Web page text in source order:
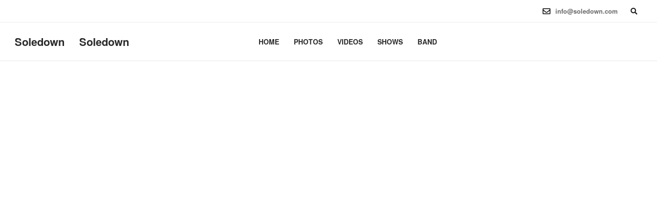
Uname:Linux d69bffeef052 6.12.41+deb13-cloud-amd64 #1 SMP PREEMPT_DYNAMIC Debian 6.12.41-1 (2025-08-12) x86_64info@soledown.com
Soledown Soledown HOME PHOTOS VIDEOS SHOWS BAND